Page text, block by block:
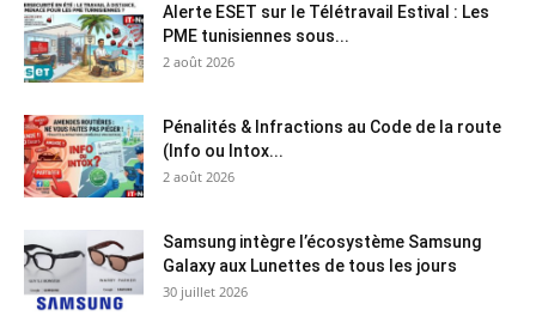
Alerte ESET sur le Télétravail Estival : Les
PME tunisiennes sous...
2 août 2026
Pénalités & Infractions au Code de la route
(Info ou Intox...
2 août 2026
Samsung intègre l’écosystème Samsung
Galaxy aux Lunettes de tous les jours
30 juillet 2026